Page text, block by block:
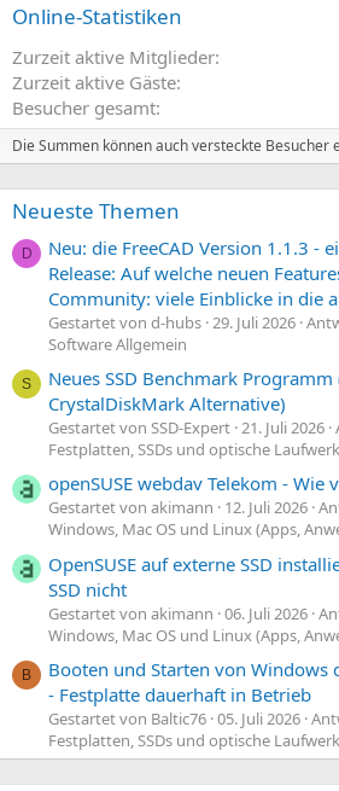
Online-Statistiken
Zurzeit aktive Mitglieder
Zurzeit aktive Gäste
Besucher gesamt
Die Summen können auch versteckte Besucher
Neueste Themen
D
Neu: die FreeCAD Version 1.1.3 -
Release: Auf welche neuen
Community: viele Einblicke in die
Gestartet von d-hubs 29. Juli 2026
Software Allgemein
S
Neues SSD Benchmark Programm
CrystalDiskMark Alternative)
Gestartet von SSD-Expert 21. Juli 2026
Festplatten, SSDs und optische
openSUSE webdav Telekom - Wie
Gestartet von akimann 12. Juli 2026
Windows, Mac OS und Linux (Apps,
OpenSUSE auf externe SSD
SSD nicht
Gestartet von akimann 06. Juli 2026
Windows, Mac OS und Linux (Apps,
B
Booten und Starten von Windows
- Festplatte dauerhaft in Betrieb
Gestartet von Baltic76 05. Juli 2026
Festplatten, SSDs und optische